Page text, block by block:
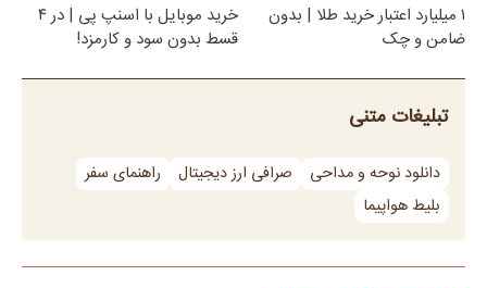
۱ میلیارد اعتبار خرید طلا | بدون
ضامن و چک
خرید موبایل با اسنپ پی | در ۴
قسط بدون سود و کارمزد!
تبلیغات متنی
دانلود نوحه و مداحی صرافی ارز دیجیتال
راهنمای سفر
بلیط هواپیما